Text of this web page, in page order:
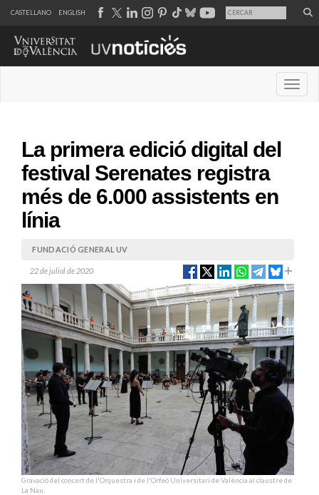
CASTELLANO ENGLISH
La primera edició digital del
festival Serenates registra
més de 6.000 assistents en
línia
FUNDACIÓ GENERAL UV
22 de juliol de 2020
Gravació del concert de l'Orquestra i de l'Orfeó Universitari de València al claustre de
La Nau.